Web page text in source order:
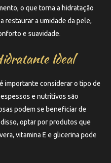
o que torna a hidratação
restaurar a umidade da pele,
e suavidade.
Ideal
importante considerar o tipo de
e nutritivos são
podem se beneficiar de
optar por produtos que
vitamina E e glicerina pode